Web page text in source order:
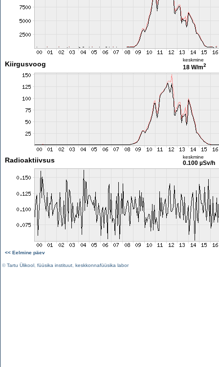
Kiirgusvoog
keskmine
18 W/m2
Radioaktiivsus keskmine
0.100 µSv/h
<< Eelmine päev
©Tartu Ülikool füüsika instituut keskkonnafüüsika labor